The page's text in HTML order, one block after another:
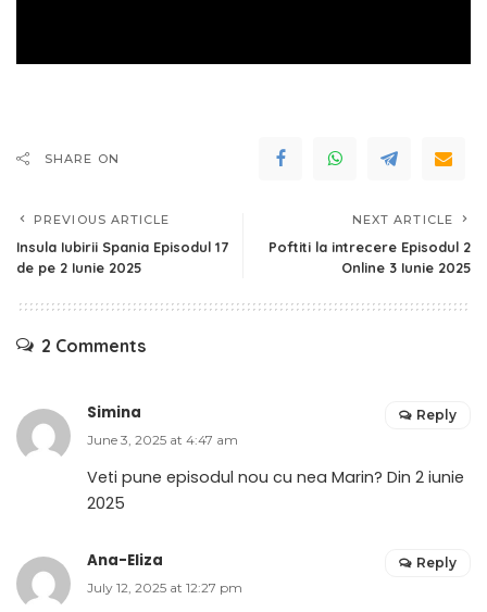
SHARE ON
PREVIOUS ARTICLE
Insula Iubirii Spania Episodul 17
de pe 2 Iunie 2025
NEXT ARTICLE
Poftiti la intrecere Episodul 2
Online 3 Iunie 2025
2 Comments
Simina
June 3, 2025 at 4:47 am
Veti pune episodul nou cu nea Marin? Din 2 iunie
2025
Reply
Ana-Eliza
July 12, 2025 at 12:27 pm
Reply